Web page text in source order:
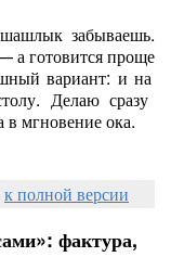
шашлык забываешь.
аготовитсяпроще
вариант: и на
Делаюсразу
в мгновениеока.
к полной версии
фактура,